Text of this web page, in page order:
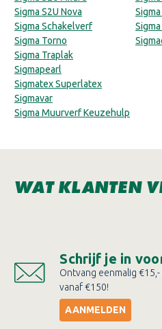
Sigma S2U Nova
Sigma Schakelverf
Sigma Torno
Sigma Traplak
Sigmapearl
Sigmatex Superlatex
Sigmavar
Sigma Muurverf Keuzehulp
WAT KLANTEN
Schrijf je in
Ontvang eenmalig
vanaf €150!
AANMELDEN